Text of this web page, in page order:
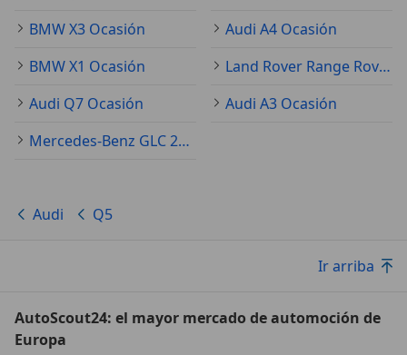
BMW X3 Ocasión
Audi A4 Ocasión
BMW X1 Ocasión
Land Rover Range Rover Evoque Ocasión
Audi Q7 Ocasión
Audi A3 Ocasión
Mercedes-Benz GLC 250 Ocasión
Audi Q5
Ir arriba
AutoScout24: el mayor mercado de automoción de
Europa